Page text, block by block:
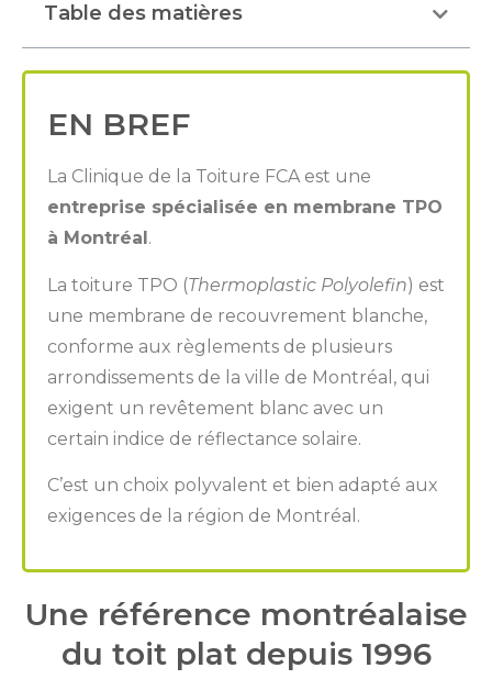
Table des matières
EN BREF
La Clinique de la Toiture FCA est une
entreprise spécialisée en membrane TPO
à Montréal.
La toiture TPO (Thermoplastic Polyolefin) est
une membrane de recouvrement blanche,
conforme aux règlements de plusieurs
arrondissements de la ville de Montréal, qui
exigent un revêtement blanc avec un
certain indice de réflectance solaire.
C’est un choix polyvalent et bien adapté aux
exigences de la région de Montréal.
Une référence montréalaise
du toit plat depuis 1996